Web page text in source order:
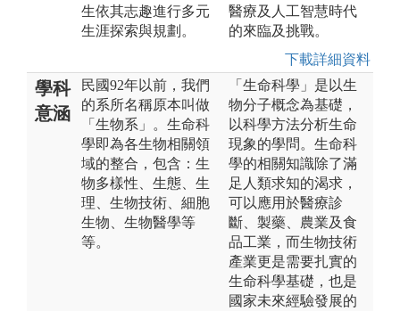
生依其志趣進行多元
生涯探索與規劃。
醫療及人工智慧時代
的來臨及挑戰。
下載詳細資料
學科
意涵
民國92年以前，我們
的系所名稱原本叫做
「生物系」。生命科
學即為各生物相關領
域的整合，包含：生
物多樣性、生態、生
理、生物技術、細胞
生物、生物醫學等
等。
「生命科學」是以生
物分子概念為基礎，
以科學方法分析生命
現象的學問。生命科
學的相關知識除了滿
足人類求知的渴求，
可以應用於醫療診
斷、製藥、農業及食
品工業，而生物技術
產業更是需要扎實的
生命科學基礎，也是
國家未來經驗發展的